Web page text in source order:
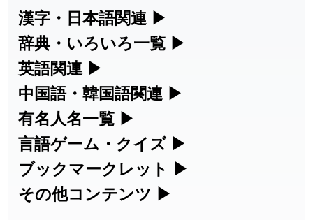
2026-08-06 「 」のイメージを追加しました
2026-08-06 「 元旦」のイメージを追加しました
2026-08-06 「
2026-08-06
2026-08-06 胆石」のイメージを追加しました
2026-08-06 「下取」のイメージを追加しました
2026-08-06 「無性 」のイメージを追加しました
漢字・日本語関連 ▶
漢字の読み方検索、手書き入力、書き順
練習など、日本語学習に役立つツールを
集めています。
人名漢字辞典 - 読み方検索
手書き漢字入力
漢字の書き方・書き順 書き取り練習
辞典・いろいろ一覧 ▶
部首・画数別の漢字一覧、熟語辞典、地
名・駅名検索など、各種リファレンスツ
ールです。
部首画数別漢字一覧
常用漢字一覧
英語関連 ▶
カタカナ語・略語の意味検索、発音記
号、リスニング練習など英語学習ツール
です。
カタカナ語の意味・発音・類語辞典
英語の発音記号一覧
中国語・韓国語関連 ▶
中国語のピンイン変換、韓国語の手書き
入力など、アジア言語学習ツールです。
手書き中国語入力 変換ツール
有名人名一覧 ▶
海外セレブやスポーツ選手の名前の読み
方・発音を確認できます。
海外有名人の苗字・名前一覧と発音
言語ゲーム・クイズ ▶
四字熟語パズルや漢字クイズなど、楽し
みながら学べるゲームです。
ブックマークレット ▶
ブラウザに登録して、どのサイトからで
その他コンテンツ ▶